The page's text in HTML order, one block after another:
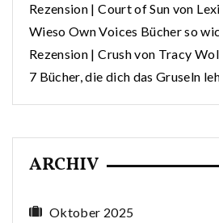
Rezension | Court of Sun von
Wieso Own Voices Bücher so
Rezension | Crush von Tracy
7 Bücher, die dich das Gruseln
ARCHIV
Oktober 2025